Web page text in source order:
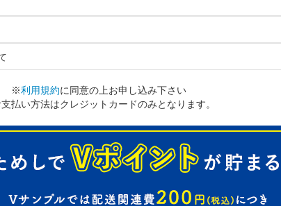
※利用規約に同意の上お申し込み下さい
払い方法はクレジットカードのみとなります。